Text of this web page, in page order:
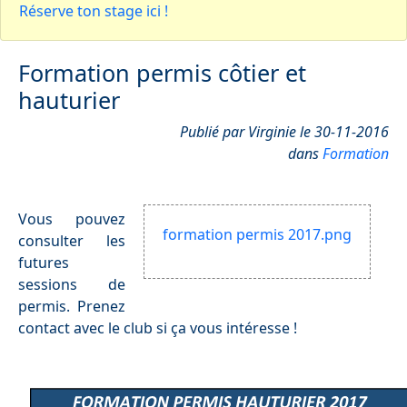
Réserve ton stage ici !
Formation permis côtier et
hauturier
Publié par Virginie le 30-11-2016
dansFormation
formation permis 2017.png
Vous pouvez
consulter les
futures
sessions de
permis. Prenez
contact avec le club si ça vous intéresse !